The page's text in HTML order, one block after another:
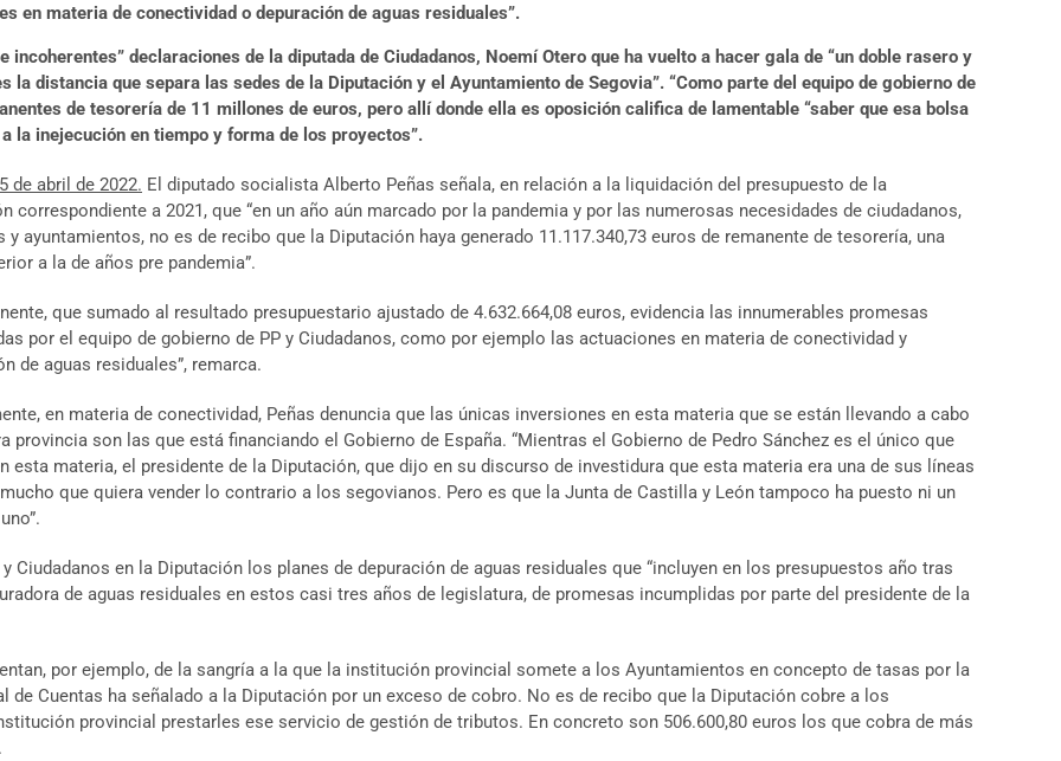
en materia de conectividad o depuración de aguas residuales”.
incoherentes” declaraciones de la diputada de Ciudadanos, Noemí Otero que ha vuelto a hacer gala de “un doble rasero y
distancia que separa las sedes de la Diputación y el Ayuntamiento de Segovia”. “Como parte del equipo de gobierno de
de tesorería de 11 millones de euros, pero allí donde ella es oposición califica de lamentable “saber que esa bolsa
la inejecución en tiempo y forma de los proyectos”.
de abril de 2022. El diputado socialista Alberto Peñas señala, en relación a la liquidación del presupuesto de la
correspondiente a 2021, que “en un año aún marcado por la pandemia y por las numerosas necesidades de ciudadanos,
y ayuntamientos, no es de recibo que la Diputación haya generado 11.117.340,73 euros de remanente de tesorería, una
a la de años pre pandemia”.
que sumado al resultado presupuestario ajustado de 4.632.664,08 euros, evidencia las innumerables promesas
por el equipo de gobierno de PP y Ciudadanos, como por ejemplo las actuaciones en materia de conectividad y
de aguas residuales”, remarca.
en materia de conectividad, Peñas denuncia que las únicas inversiones en esta materia que se están llevando a cabo
provincia son las que está financiando el Gobierno de España. “Mientras el Gobierno de Pedro Sánchez es el único que
esta materia, el presidente de la Diputación, que dijo en su discurso de investidura que esta materia era una de sus líneas
que quiera vender lo contrario a los segovianos. Pero es que la Junta de Castilla y León tampoco ha puesto ni un
en la Diputación los planes de depuración de aguas residuales que “incluyen en los presupuestos año tras
de aguas residuales en estos casi tres años de legislatura, de promesas incumplidas por parte del presidente de la
por ejemplo, de la sangría a la que la institución provincial somete a los Ayuntamientos en concepto de tasas por la
de Cuentas ha señalado a la Diputación por un exceso de cobro. No es de recibo que la Diputación cobre a los
provincial prestarles ese servicio de gestión de tributos. En concreto son 506.600,80 euros los que cobra de más